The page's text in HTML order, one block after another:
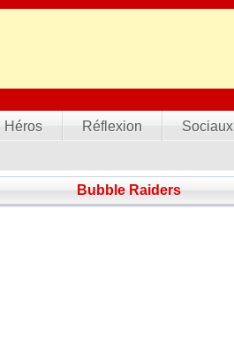
Héros Réflexion Sociaux
Bubble Raiders